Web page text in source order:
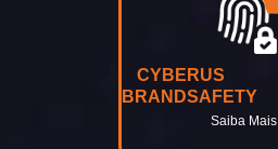
CYBERUS
BRANDSAFETY
Saiba Mais